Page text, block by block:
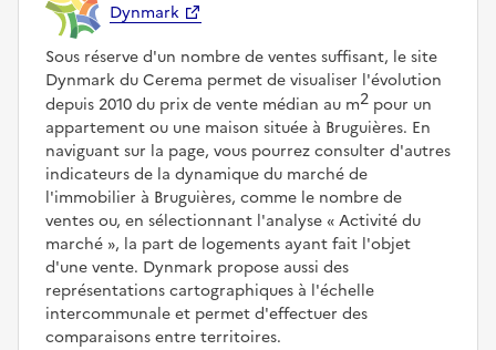
Dynmark
Sous réserve d'un nombre de ventes suffisant, le site
Dynmark du Cerema permet de visualiser l'évolution
depuis 2010 du prix de vente médian au m2 pour un
appartement ou une maison située à Bruguières. En
naviguant sur la page, vous pourrez consulter d'autres
indicateurs de la dynamique du marché de
l'immobilier à Bruguières, comme le nombre de
ventes ou, en sélectionnant l'analyse
Activité du
marché , la part de logements ayant fait l'objet
d'une vente. Dynmark propose aussi des
représentations cartographiques à l'échelle
intercommunale et permet d'effectuer des
comparaisons entre territoires.